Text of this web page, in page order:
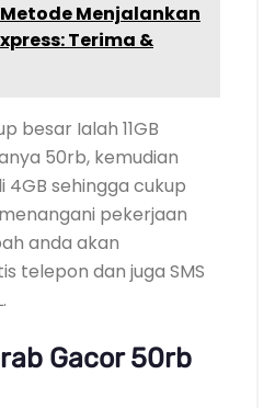
Menjalankan
Terima &
besar Ialah 11GB
50rb, kemudian
sehingga cukup
pekerjaan
anda akan
telepon dan juga SMS
Gacor 50rb